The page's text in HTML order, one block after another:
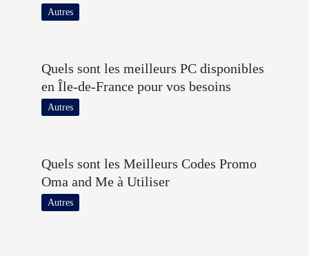
Autres
Quels sont les meilleurs PC disponibles
en Île-de-France pour vos besoins
Autres
Quels sont les Meilleurs Codes Promo
Oma and Me à Utiliser
Autres